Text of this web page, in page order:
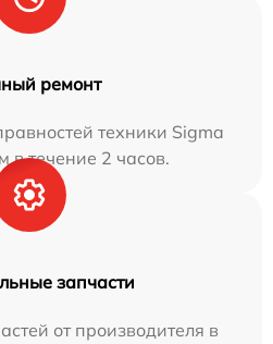
ремонт
техники Sigma
в течение 2 часов.
запчасти
от производителя в